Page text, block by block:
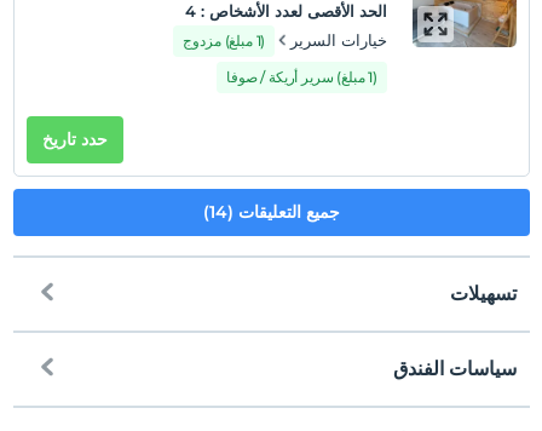
الحد الأقصى لعدد الأشخاص :
4
خيارات السرير
(1 مبلغ) مزدوج
(1 مبلغ) سرير أريكة / صوفا
حدد تاريخ
جميع التعليقات (14)
تسهيلات
سياسات الفندق
تسجيل الوصول